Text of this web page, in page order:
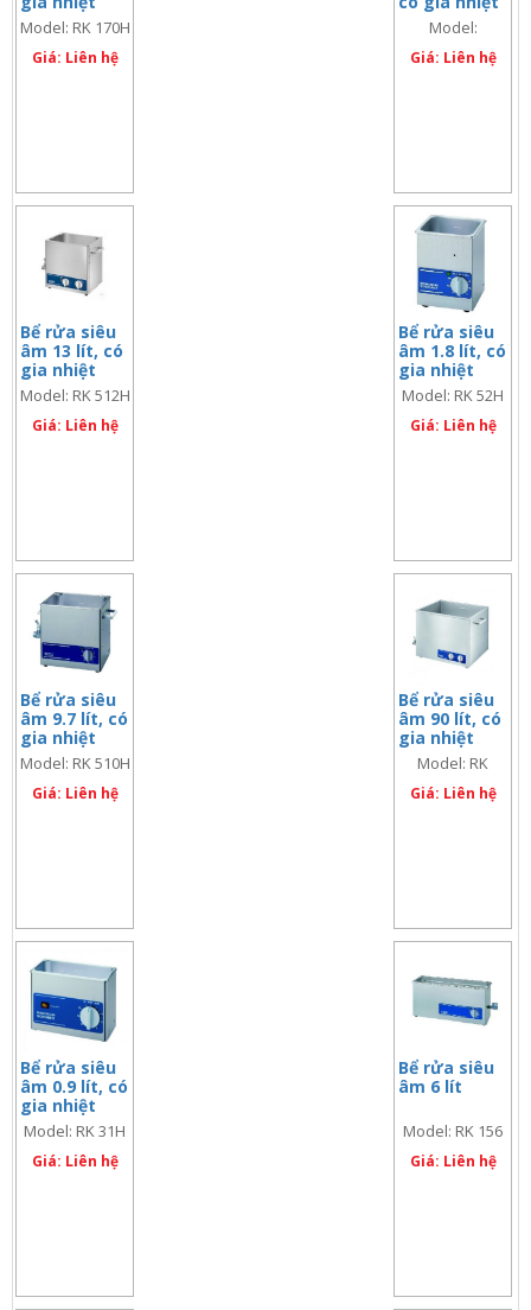
Model: RK 170H
Giá: Liên hệ
Model:
Giá: Liên hệ
Bể rửa siêu
âm 13 lít, có
gia nhiệt
Model: RK 512H
Giá: Liên hệ
Bể rửa siêu
âm 1.8 lít, có
gia nhiệt
Model: RK 52H
Giá: Liên hệ
Bể rửa siêu
âm 9.7 lít, có
gia nhiệt
Model: RK 510H
Giá: Liên hệ
Bể rửa siêu
âm 90 lít, có
gia nhiệt
Model: RK
1050CH
Giá: Liên hệ
Bể rửa siêu
âm 0.9 lít, có
gia nhiệt
Model: RK 31H
Giá: Liên hệ
Bể rửa siêu
âm 6 lít
Model: RK 156
Giá: Liên hệ